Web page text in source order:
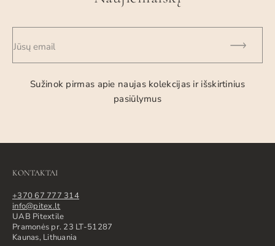
Jūsų email
Sužinok pirmas apie naujas kolekcijas ir išskirtinius
pasiūlymus
KONTAKTAI
+370 67 777 314
info@pitex.lt
UAB Pitextile
Pramonės pr. 23 LT-51287
Kaunas, Lithuania